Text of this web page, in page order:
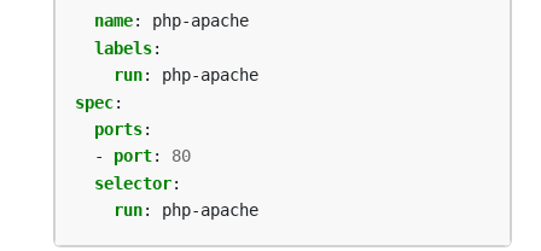
name:
php-apache
labels:
run:
php-apache
spec:
ports:
- port:
80
selector:
run: php-apache